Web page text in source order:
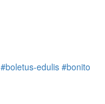
#boletus-edulis #bonito